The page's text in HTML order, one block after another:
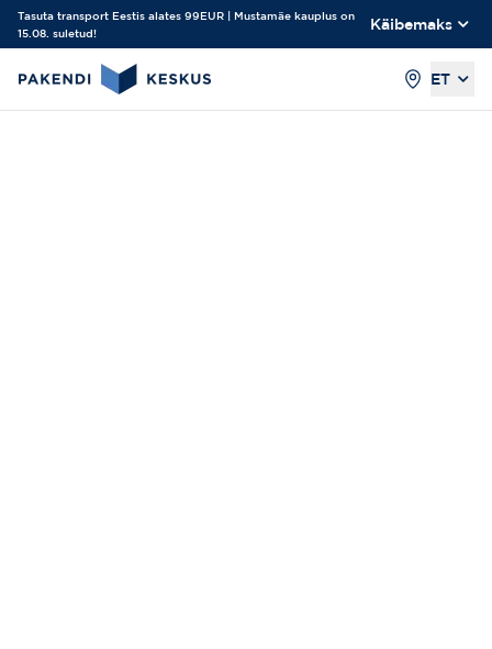
Tasuta transport Eestis alates 99EUR | Mustamäe kauplus on
15.08. suletud!
Käibemaks
ET